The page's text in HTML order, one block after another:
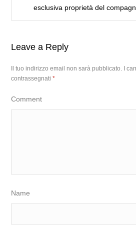
esclusiva proprietà del
Leave a Reply
Il tuo indirizzo email non sarà pubblicato.
I
contrassegnati*
Comment
Name